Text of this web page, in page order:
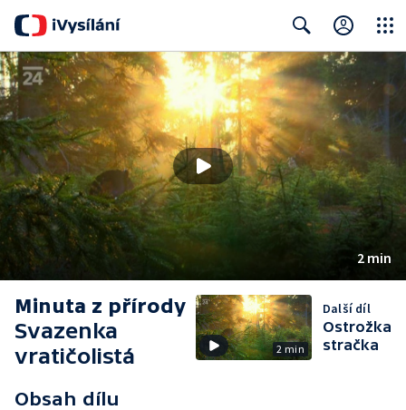
Search Close
2 min
Minuta z přírody
Svazenka
vratičolistá
Obsah dílu
2 min
Další díl
Ostrožka
stračka